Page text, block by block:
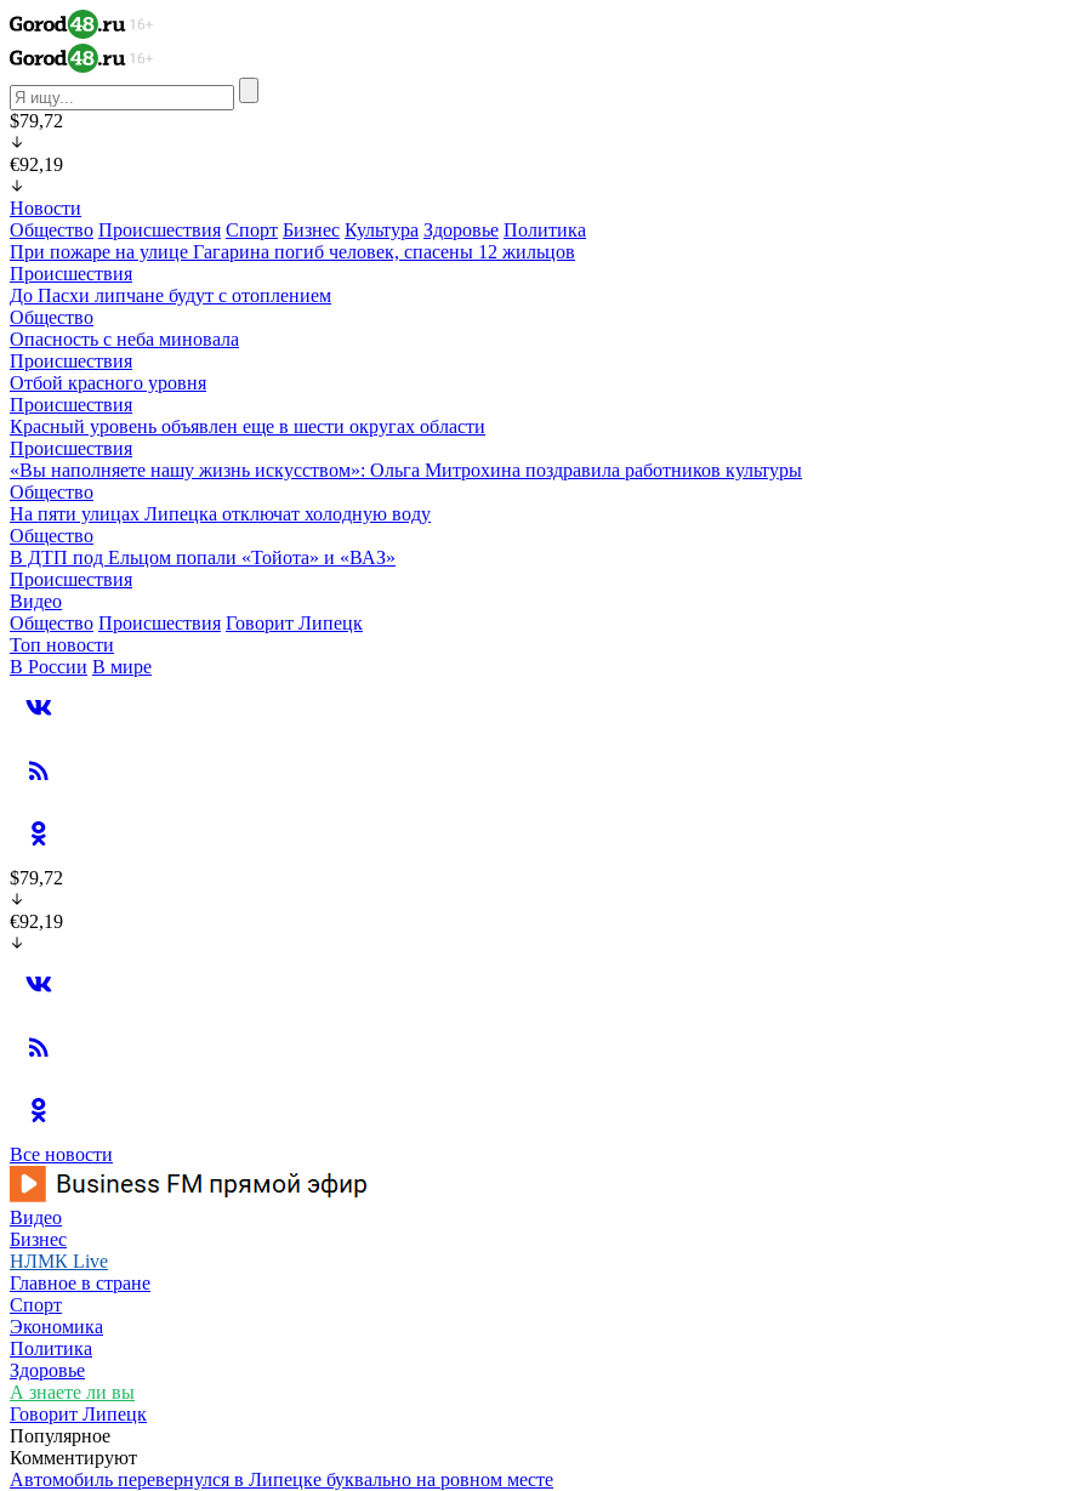
$79,72
€92,19
Новости
Общество Происшествия Спорт Бизнес Культура Здоровье Политика
При пожаре на улице Гагарина погиб человек, спасены 12 жильцов
Происшествия
До Пасхи липчане будут с отоплением
Общество
Опасность с неба миновала
Происшествия
Отбой красного уровня
Происшествия
Красный уровень объявлен еще в шести округах области
Происшествия
«Вы наполняете нашу жизнь искусством»: Ольга Митрохина поздравила работников культуры
Общество
На пяти улицах Липецка отключат холодную воду
Общество
В ДТП под Ельцом попали «Тойота» и «ВАЗ»
Происшествия
Видео
Общество Происшествия Говорит Липецк
Топ новости
В России В мире
$79,72
€92,19
Все новости
Видео
Бизнес
НЛМК Live
Главное в стране
Спорт
Экономика
Политика
Здоровье
А знаете ли вы
Говорит Липецк
Популярное
Комментируют
Автомобиль перевернулся в Липецке буквально на ровном месте